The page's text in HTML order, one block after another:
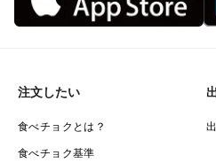
注文したい
食べチョクとは？
食べチョク基準